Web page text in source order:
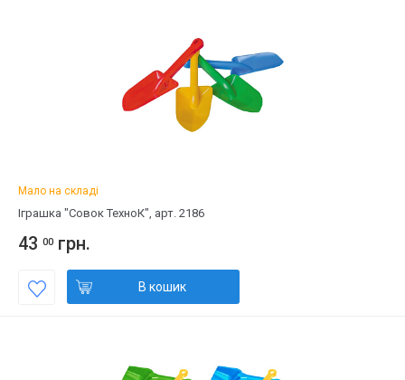
Мало на складі
Іграшка "Совок ТехноК", арт. 2186
43 00 грн.
В кошик